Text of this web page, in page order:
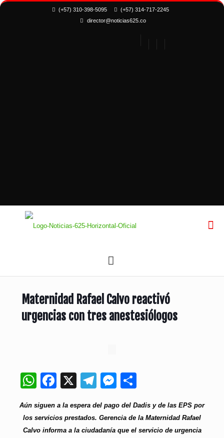
(+57) 310-398-5095
(+57) 314-717-2245
director@noticias625.co
Maternidad Rafael Calvo reactivó
urgencias con tres anestesiólogos
WhatsApp
Facebook
X Telegram
Messenger
Compartir
Aún siguen a la espera del pago del Dadis y de las EPS por
los servicios prestados. Gerencia de la Maternidad Rafael
Calvo informa a la ciudadanía que el servicio de urgencia